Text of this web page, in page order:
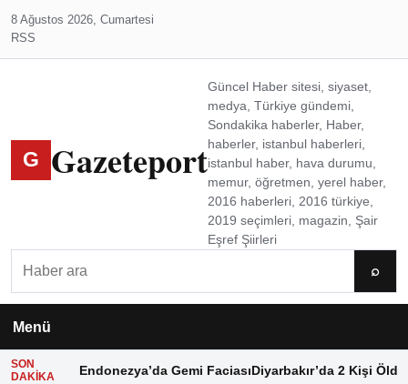
8 Ağustos 2026, Cumartesi
RSS
G Gazeteport
Güncel Haber sitesi, siyaset,
medya, Türkiye gündemi,
Sondakika haberler, Haber,
haberler, istanbul haberleri,
istanbul haber, hava durumu,
memur, öğretmen, yerel haber,
2016 haberleri, 2016 türkiye,
2019 seçimleri, magazin, Şair
Eşref Şiirleri
⌕
Menü
SON
DAKIKA
Endonezya’da Gemi FaciasıDiyarbakır’da 2 Kişi Öldü